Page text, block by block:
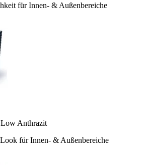
für Innen- & Außenbereiche
Anthrazit
für Innen- & Außenbereiche